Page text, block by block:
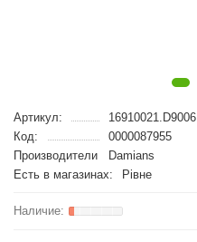
Артикул:
16910021.D9006
Код:
0000087955
Производители
Damians
Есть в магазинах:
Рівне